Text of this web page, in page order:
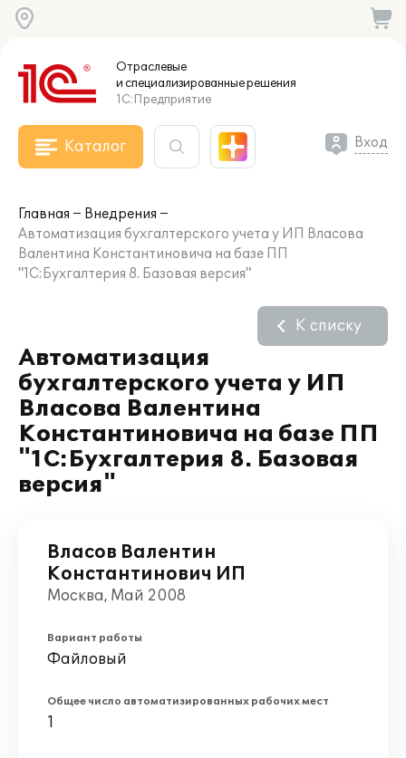
Отраслевые
и специализированныерешения
1С:Предприятие
Каталог Вход
Главная
Внедрения
Автоматизация бухгалтерского учета у ИП Власова
Валентина Константиновича на базе ПП
"1С:Бухгалтерия 8. Базовая версия"
Автоматизация
бухгалтерского учета у ИП
Власова Валентина
Константиновича на базе ПП
"1С:Бухгалтерия 8. Базовая
версия"
К списку
Власов Валентин
Константинович ИП
Москва, Май 2008
Вариант работы
Файловый
Общее число автоматизированных рабочих мест
1